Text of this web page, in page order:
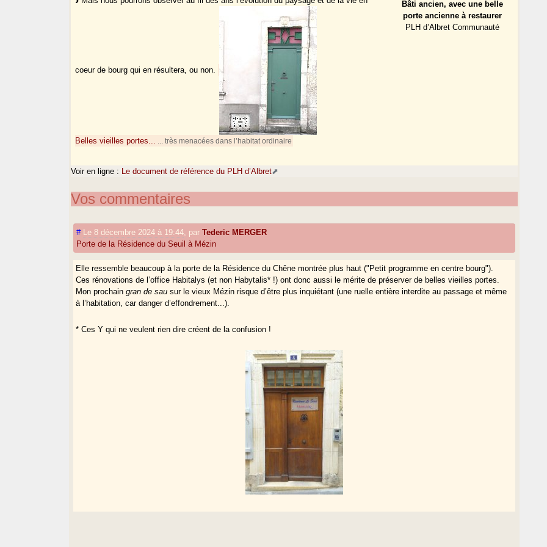
Bâti ancien, avec une belle
porte ancienne à restaurer
PLH d’Albret Communauté
coeur de bourg qui en résultera, ou non.
Belles vieilles portes... ... très menacées dans l’habitat ordinaire
Voir en ligne : Le document de référence du PLH d’Albret
Vos commentaires
# Le 8 décembre 2024 à 19:44 parTederic MERGER
Porte de la Résidence du Seuil à Mézin
Elle ressemble beaucoup à la porte de la Résidence du Chêne montrée plus haut ("Petit programme en centre bourg").
Ces rénovations de l’office Habitalys (et non Habytalis* !) ont donc aussi le mérite de préserver de belles vieilles portes.
Mon prochaingran de sau sur le vieux Mézin risque d’être plus inquiétant (une ruelle entière interdite au passage et même
à l’habitation, car danger d’effondrement...).
* Ces Y qui ne veulent rien dire créent de la confusion !